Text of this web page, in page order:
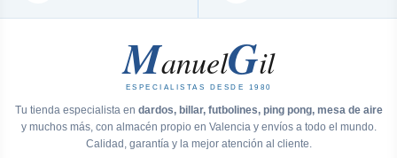
ManuelGil
ESPECIALISTAS DESDE 1980
Tu tienda especialista en dardos, billar, futbolines, ping pong, mesa de aire
y muchos más, con almacén propio en Valencia y envíos a todo el mundo.
Calidad, garantía y la mejor atención al cliente.